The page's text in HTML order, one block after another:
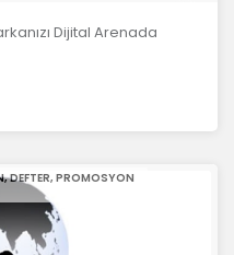
Dijital Arenada
DEFTER, PROMOSYON